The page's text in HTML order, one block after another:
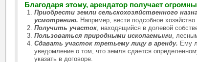
Благодаря этому, арендатор получает
Приобрести земли сельскохозяйственного
усмотрению. Например, вести подсобное хозяйство
Получить участок, находящийся в долевой
Пользоваться природными ископаемыми,
Сдавать участок третьему лицу в аренду. Ему
уведомление о том, что земля сдается
указать в договоре.